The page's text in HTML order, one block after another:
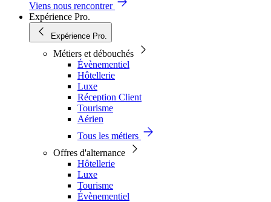
Viens nous rencontrer
Expérience Pro.
Expérience Pro.
Métiers et débouchés
Évènementiel
Hôtellerie
Luxe
Réception Client
Tourisme
Aérien
Tous les métiers
Offres d'alternance
Hôtellerie
Luxe
Tourisme
Évènementiel